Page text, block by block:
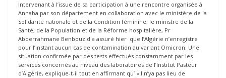
Intervenant à l’issue de sa participation à une rencontre organisée à
Annaba par son département en collaboration avec le ministère de la
Solidarité nationale et de la Condition féminine, le ministre de la
Santé, de la Population et de la Réforme hospitalière, Pr
Abderrahmane Benbouzid a assuré hier que l’Algérie n’enregistre
pour l’instant aucun cas de contamination au variant Omicron. Une
situation confirmée par des tests effectués constamment par les
services concernés au niveau des laboratoires de l’Institut Pasteur
d’Algérie, explique-t-il tout en affirmant qu’ «il n’ya pas lieu de